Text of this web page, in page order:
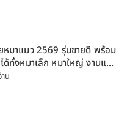
หมาแมว 2569 รุ่นขายดี พร้อม
ด้ทั้งหมาเล็ก หมาใหญ่ งานแต่ง
ต์ ลอยกระทง
น